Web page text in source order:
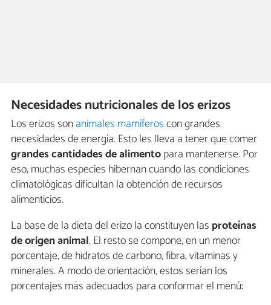
Necesidades nutricionales de los erizos
Los erizos sonanimales mamíferoscon grandes
necesidades de energía. Esto les lleva a tener que comer
grandes cantidades de alimentopara mantenerse. Por
eso, muchas especies hibernan cuando las condiciones
climatológicas dificultan la obtención de recursos
alimenticios.
La base de la dieta del erizo la constituyen las proteínas
de origen animal. El resto se compone, en un menor
porcentaje, de hidratos de carbono, fibra, vitaminas y
minerales. A modo de orientación, estos serían los
porcentajes más adecuados para conformar el menú: